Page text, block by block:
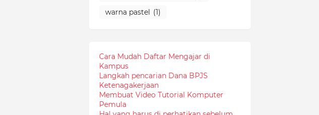
warna pastel (1)
Cara Mudah Daftar Mengajar di
Kampus
Langkah pencarian Dana BPJS
Ketenagakerjaan
Membuat Video Tutorial Komputer
Pemula